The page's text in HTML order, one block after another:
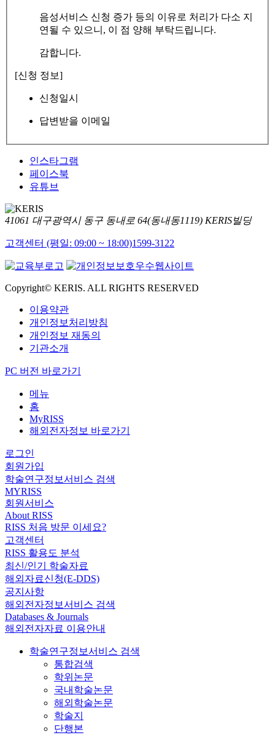
음성서비스 신청 증가 등의 이유로 처리가 다소 지
연될 수 있으니, 이 점 양해 부탁드립니다.
감합니다.
[신청 정보]
신청일시
답변받을 이메일
인스타그램
페이스북
유튜브
41061 대구광역시 동구 동내로 64(동내동1119) KERIS빌딩
고객센터 (평일: 09:00 ~ 18:00)1599-3122
Copyright© KERIS. ALL RIGHTS RESERVED
이용약관
개인정보처리방침
개인정보 재동의
기관소개
PC 버전 바로가기
메뉴
홈
MyRISS
해외전자정보 바로가기
로그인
회원가입
학술연구정보서비스 검색
MYRISS
회원서비스
About RISS
RISS 처음 방문 이세요?
고객센터
RISS 활용도 분석
최신/인기 학술자료
해외자료신청(E-DDS)
공지사항
해외전자정보서비스 검색
Databases & Journals
해외전자자료 이용안내
학술연구정보서비스 검색
통합검색
학위논문
국내학술논문
해외학술논문
학술지
단행본